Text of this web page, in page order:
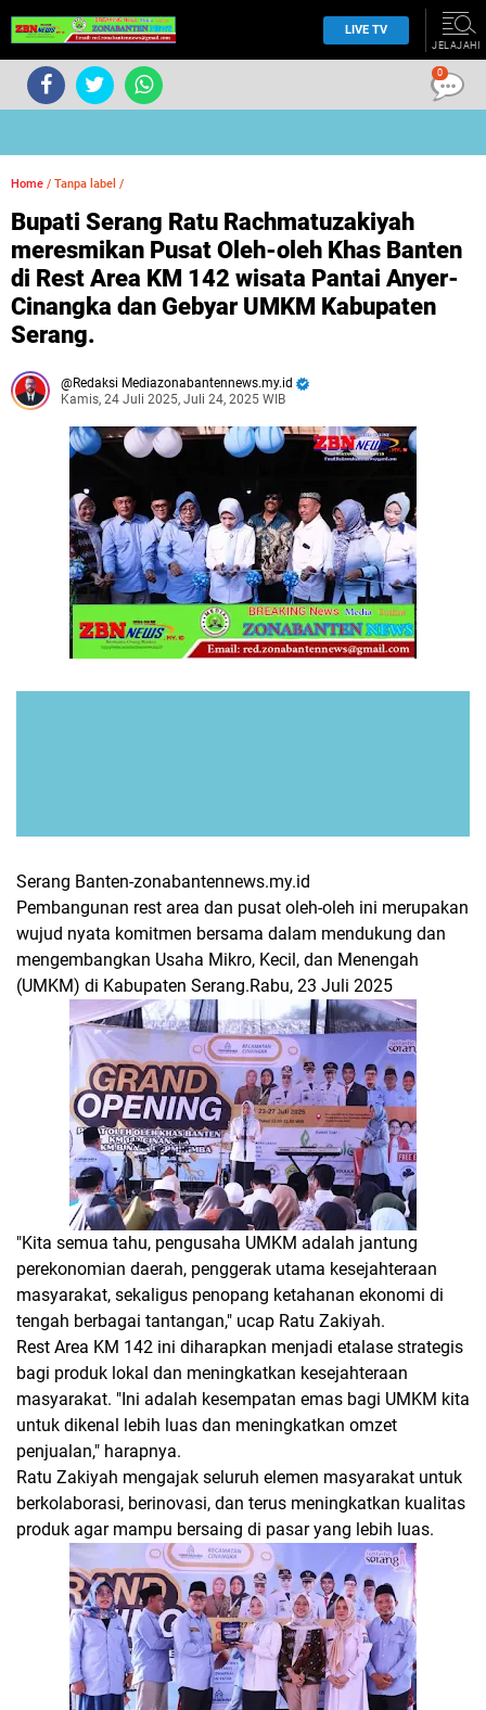
LIVE TV
JELAJAHI
Home / Tanpa label /
Bupati Serang Ratu Rachmatuzakiyah
meresmikan Pusat Oleh-oleh Khas Banten
di Rest Area KM 142 wisata Pantai Anyer-
Cinangka dan Gebyar UMKM Kabupaten
Serang.
Redaksi Mediazonabantennews.my.id
Kamis, 24 Juli 2025, Juli 24, 2025 WIB
Serang Banten-zonabantennews.my.id
Pembangunan rest area dan pusat oleh-oleh ini merupakan
wujud nyata komitmen bersama dalam mendukung dan
mengembangkan Usaha Mikro, Kecil, dan Menengah
(UMKM) di Kabupaten Serang.Rabu, 23 Juli 2025
"Kita semua tahu, pengusaha UMKM adalah jantung
perekonomian daerah, penggerak utama kesejahteraan
masyarakat, sekaligus penopang ketahanan ekonomi di
tengah berbagai tantangan," ucap Ratu Zakiyah.
Rest Area KM 142 ini diharapkan menjadi etalase strategis
bagi produk lokal dan meningkatkan kesejahteraan
masyarakat. "Ini adalah kesempatan emas bagi UMKM kita
untuk dikenal lebih luas dan meningkatkan omzet
penjualan," harapnya.
Ratu Zakiyah mengajak seluruh elemen masyarakat untuk
berkolaborasi, berinovasi, dan terus meningkatkan kualitas
produk agar mampu bersaing di pasar yang lebih luas.
0